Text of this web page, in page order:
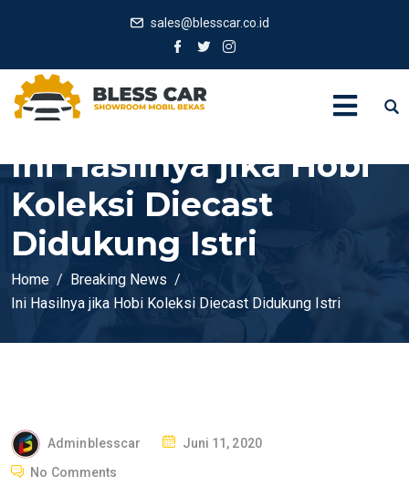
sales@blesscar.co.id
Ini Hasilnya jika Hobi
Koleksi Diecast
Didukung Istri
Home
Breaking News
Ini Hasilnya jika Hobi Koleksi Diecast Didukung Istri
Adminblesscar Juni 11, 2020
No Comments